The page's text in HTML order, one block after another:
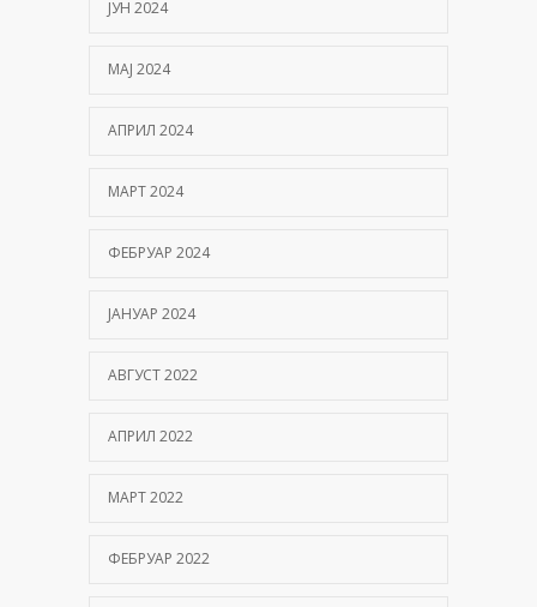
ЈУН 2024
МАЈ 2024
АПРИЛ 2024
МАРТ 2024
ФЕБРУАР 2024
ЈАНУАР 2024
АВГУСТ 2022
АПРИЛ 2022
МАРТ 2022
ФЕБРУАР 2022